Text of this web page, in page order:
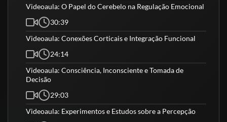
Dr. Leandro Freitas Oliveira é PhD em Neurologia e Neurociências
pela Universidade Federal de São Paulo / Escola Paulista de
Medicina. Tem especialização em Neurologia e Neurociências e em
Neuropsicologia pelo Instituto Israelita Albert Einstein.
Além da formação acadêmica, é autor de diversos artigos
científicos internacionais e autor dos livros: Diagnóstico
atlas, Princípios de neurogenética, O cérebro e as emoções: a
neurociências das relações humanas (Best-seller).
Videoaula: O Papel do Cerebelo na Regulação Emocional
30:39
Videoaula: Conexões Corticais e Integração Funcional
24:14
Videoaula: Consciência, Inconsciente e Tomada de
Decisão
29:03
Videoaula: Experimentos e Estudos sobre a Percepção